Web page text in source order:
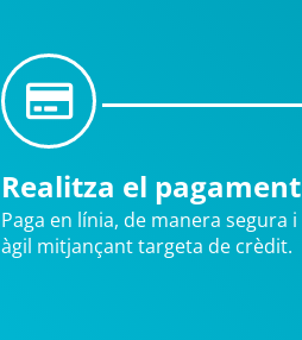
Realitza el pagament
Paga en línia, de manera segura i
àgil mitjançant targeta de crèdit.